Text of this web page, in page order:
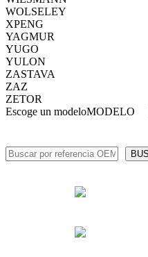
WOLSELEY
XPENG
YAGMUR
YUGO
YULON
ZASTAVA
ZAZ
ZETOR
Escoge un modeloMODELO